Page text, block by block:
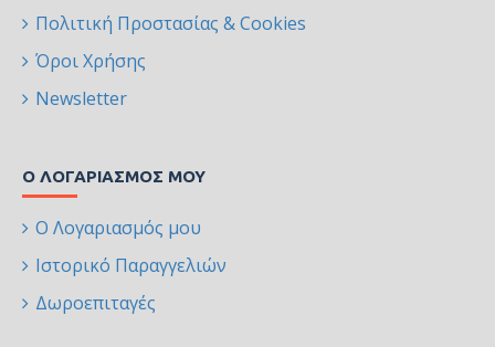
Πολιτική Προστασίας & Cookies
Όροι Χρήσης
Newsletter
Ο ΛΟΓΑΡΙΑΣΜΌΣ ΜΟΥ
Ο Λογαριασμός μου
Ιστορικό Παραγγελιών
Δωροεπιταγές